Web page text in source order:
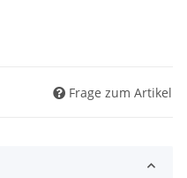
Frage zum Artikel